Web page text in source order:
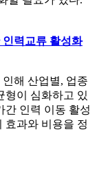
력교류 활성화
해 산업별, 업종
형이 심화하고 있
간 인력 이동 활성
효과와 비용을 정